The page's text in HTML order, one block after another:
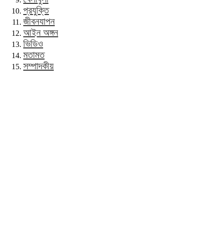
প্রযুক্তি
জীবনযাপন
আইন অঙ্গন
ভিডিও
মতামত
সম্পাদকীয়